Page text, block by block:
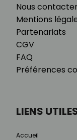
Nous
Mentions
Partenariats
CGV
FAQ
Préférences
LIENS
Accueil